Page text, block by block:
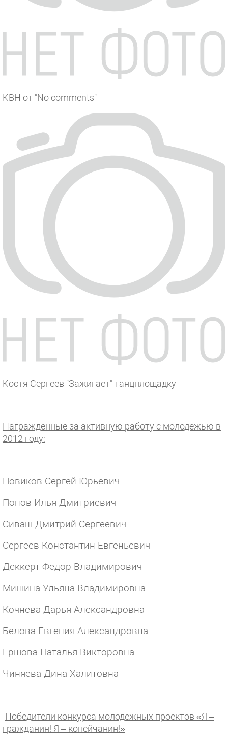
КВН от "No comments"
Костя Сергеев "Зажигает" танцплощадку
Награжденные за активную работу с молодежью в
2012 году:
Новиков Сергей Юрьевич
Попов Илья Дмитриевич
Сиваш Дмитрий Сергеевич
Сергеев Константин Евгеньевич
Деккерт Федор Владимирович
Мишина Ульяна Владимировна
Кочнева Дарья Александровна
Белова Евгения Александровна
Ершова Наталья Викторовна
Чиняева Дина Халитовна
Победители конкурса молодежных проектов «Я –
гражданин! Я – копейчанин!»